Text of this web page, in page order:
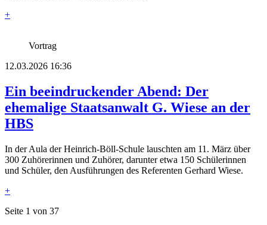
+
Vortrag
12.03.2026 16:36
Ein beeindruckender Abend: Der
ehemalige Staatsanwalt G. Wiese an der
HBS
In der Aula der Heinrich-Böll-Schule lauschten am 11. März über
300 Zuhörerinnen und Zuhörer, darunter etwa 150 Schülerinnen
und Schüler, den Ausführungen des Referenten Gerhard Wiese.
+
Seite 1 von 37